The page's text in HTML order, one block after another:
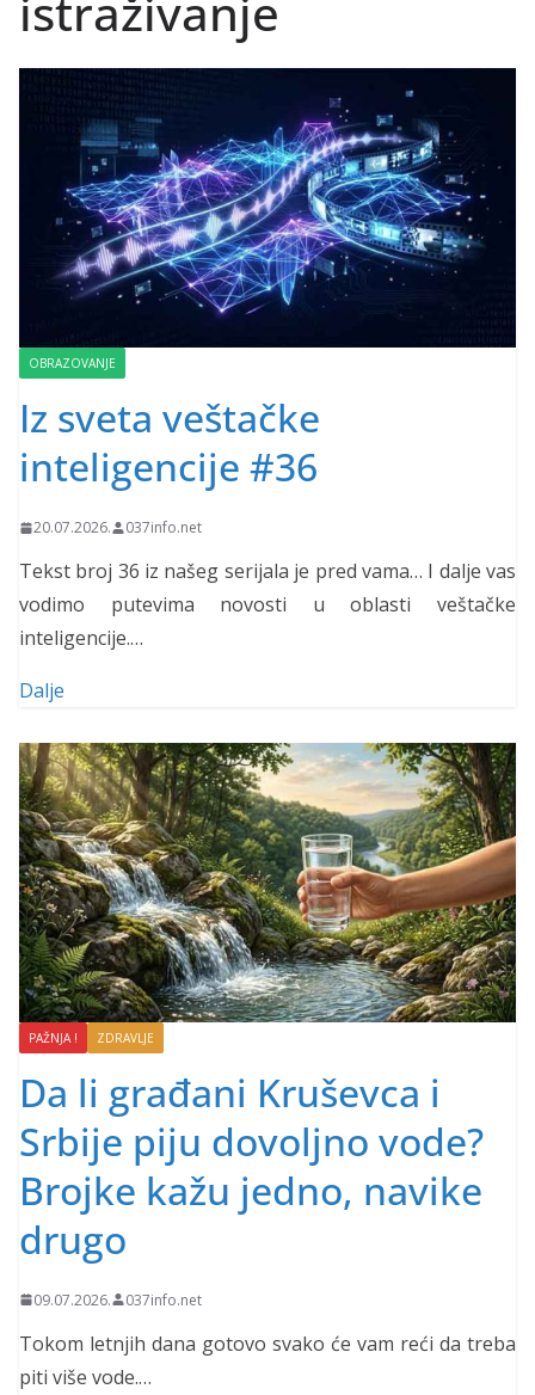
OBRAZOVANJE
Iz sveta veštačke
inteligencije #36
20.07.2026. 037info.net
Tekst broj 36 iz našeg serijala je pred vama… I dalje vas
vodimo putevima novosti u oblasti veštačke
inteligencije.…
Dalje
PAŽNJA ! ZDRAVLJE
Da li građani Kruševca i
Srbije piju dovoljno vode?
Brojke kažu jedno, navike
drugo
09.07.2026. 037info.net
Tokom letnjih dana gotovo svako će vam reći da treba
piti više vode.…